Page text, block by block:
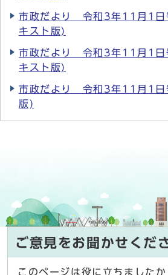
市政だより 令和3年11月1
キスト版)
市政だより 令和3年11月1
キスト版)
市政だより 令和3年11月1
版)
ご意見をお聞かせくだ
このページは役に立ちましたか